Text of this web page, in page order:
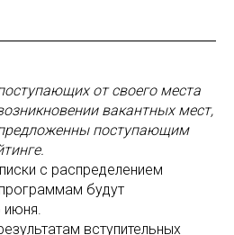
от своего места
вакантных мест,
поступающим
с распределением
будут
вступительных